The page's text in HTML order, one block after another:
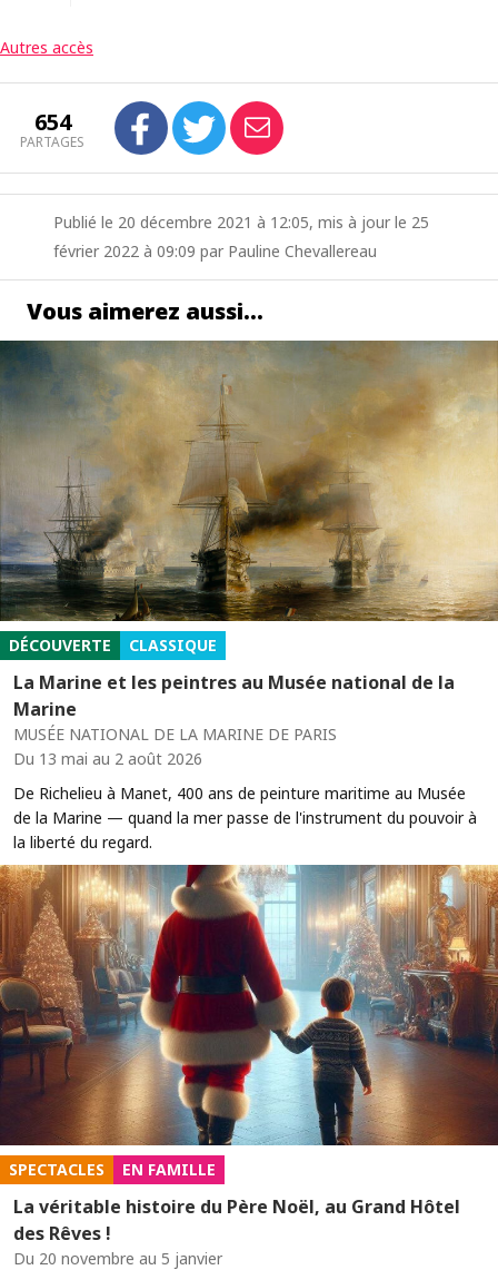
Autres accès
654
PARTAGES
Publié le 20 décembre 2021 à 12:05, mis à jour le 25
février 2022 à 09:09 par Pauline Chevallereau
Vous aimerez aussi…
DÉCOUVERTE CLASSIQUE
La Marine et les peintres au Musée national de la
Marine
MUSÉE NATIONAL DE LA MARINE DE PARIS
Du 13 mai au 2 août 2026
De Richelieu à Manet, 400 ans de peinture maritime au Musée
de la Marine — quand la mer passe de l'instrument du pouvoir à
la liberté du regard.
SPECTACLES EN FAMILLE
La véritable histoire du Père Noël, au Grand Hôtel
des Rêves !
Du 20 novembre au 5 janvier